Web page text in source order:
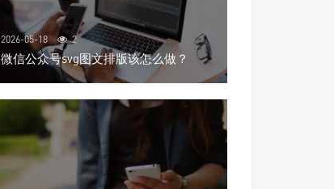
2026-05-18 2
微信公众号svg图文排版该怎么做？